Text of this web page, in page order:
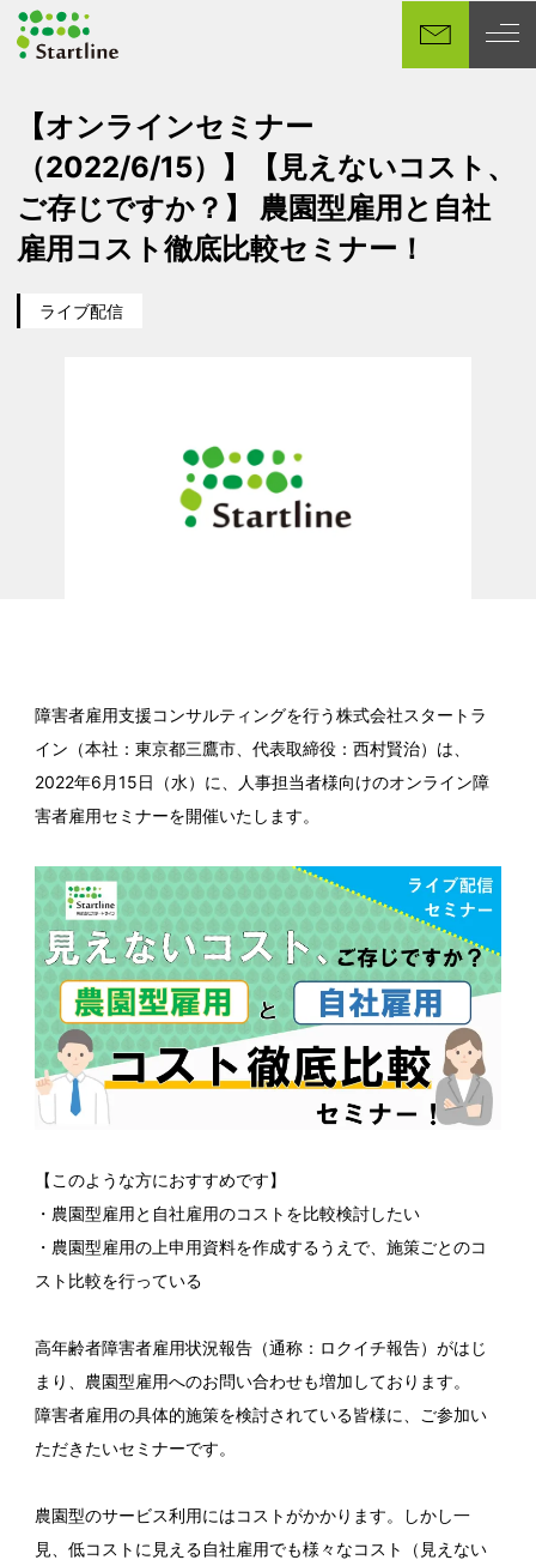
イ
へ
【オンラインセミナー
（2022/6/15）】【見えないコスト、
ご存じですか？】 農園型雇用と自社
雇用コスト徹底比較セミナー！
カテゴリー
ライブ配信
障害者雇用支援コンサルティングを行う株式会社スタートラ
イン（本社：東京都三鷹市、代表取締役：西村賢治）は、
2022年6月15日（水）に、人事担当者様向けのオンライン障
害者雇用セミナーを開催いたします。
【このような方におすすめです】
・農園型雇用と自社雇用のコストを比較検討したい
・農園型雇用の上申用資料を作成するうえで、施策ごとのコ
スト比較を行っている
高年齢者障害者雇用状況報告（通称：ロクイチ報告）がはじ
まり、農園型雇用へのお問い合わせも増加しております。
障害者雇用の具体的施策を検討されている皆様に、ご参加い
ただきたいセミナーです。
農園型のサービス利用にはコストがかかります。しかし一
見、低コストに見える自社雇用でも様々なコスト（見えない